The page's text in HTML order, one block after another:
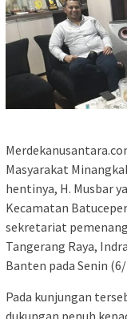
Masyarakat
hentinya, H. Musbar
Kecamatan
sekretariat
Tangerang Raya,
Banten pada Senin
Pada kunjungan
dukungan penuh